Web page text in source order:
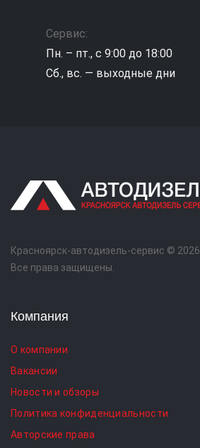
Сервис:
Пн. – пт., с 9:00 до 18:00
Сб., вс. — выходные дни
Красноярск-автодизель-сервис © 2026.
Все права защищены.
Компания
О компании
Вакансии
Новости и обзоры
Политика конфиденциальности
Авторские права